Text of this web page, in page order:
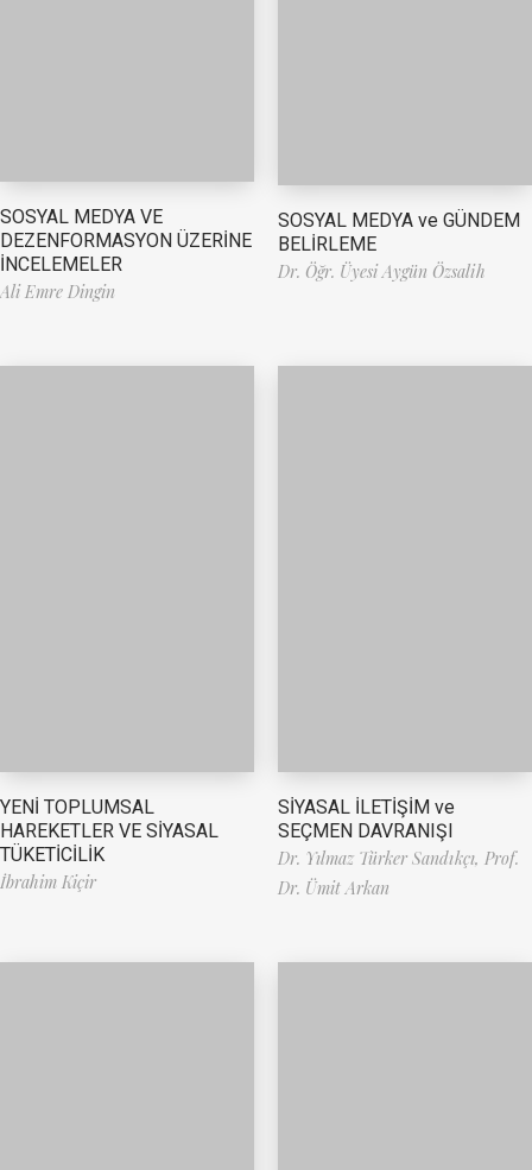
SOSYAL MEDYA VE
DEZENFORMASYON ÜZERİNE
İNCELEMELER
Ali Emre Dingin
SOSYAL MEDYA ve GÜNDEM
BELİRLEME
Dr. Öğr. Üyesi Aygün Özsalih
YENİ TOPLUMSAL
HAREKETLER VE SİYASAL
TÜKETİCİLİK
İbrahim Kiçir
SİYASAL İLETİŞİM ve
SEÇMEN DAVRANIŞI
Dr. Yılmaz Türker Sandıkçı, Prof.
Dr. Ümit Arkan